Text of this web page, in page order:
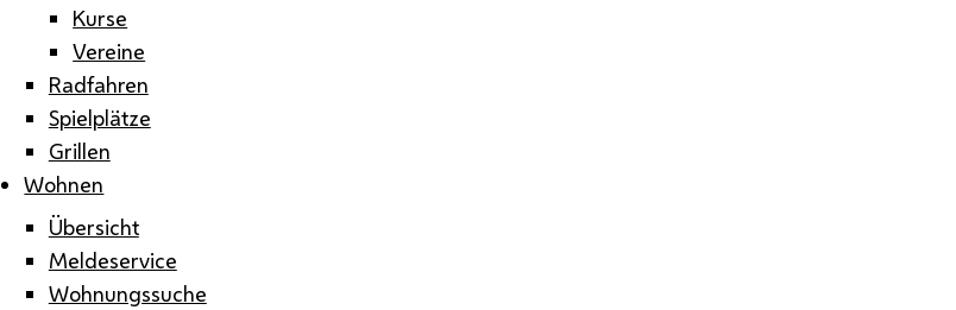
Kurse
Vereine
Radfahren
Spielplätze
Grillen
Wohnen
Übersicht
Meldeservice
Wohnungssuche